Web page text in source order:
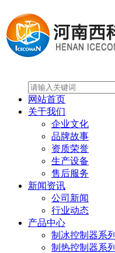
网站首页
关于我们
企业文化
品牌故事
资质荣誉
生产设备
售后服务
新闻资讯
公司新闻
行业动态
产品中心
制冰控制器系列
制热控制器系列